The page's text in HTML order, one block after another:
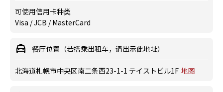
可使用信用卡种类
Visa / JCB / MasterCard
餐厅位置（若搭乘出租车，请出示此地址）
北海道札幌市中央区南二条西23-1-1 テイストビル1F 地图